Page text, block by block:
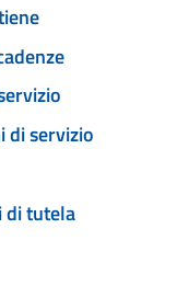
di servizio
di tutela